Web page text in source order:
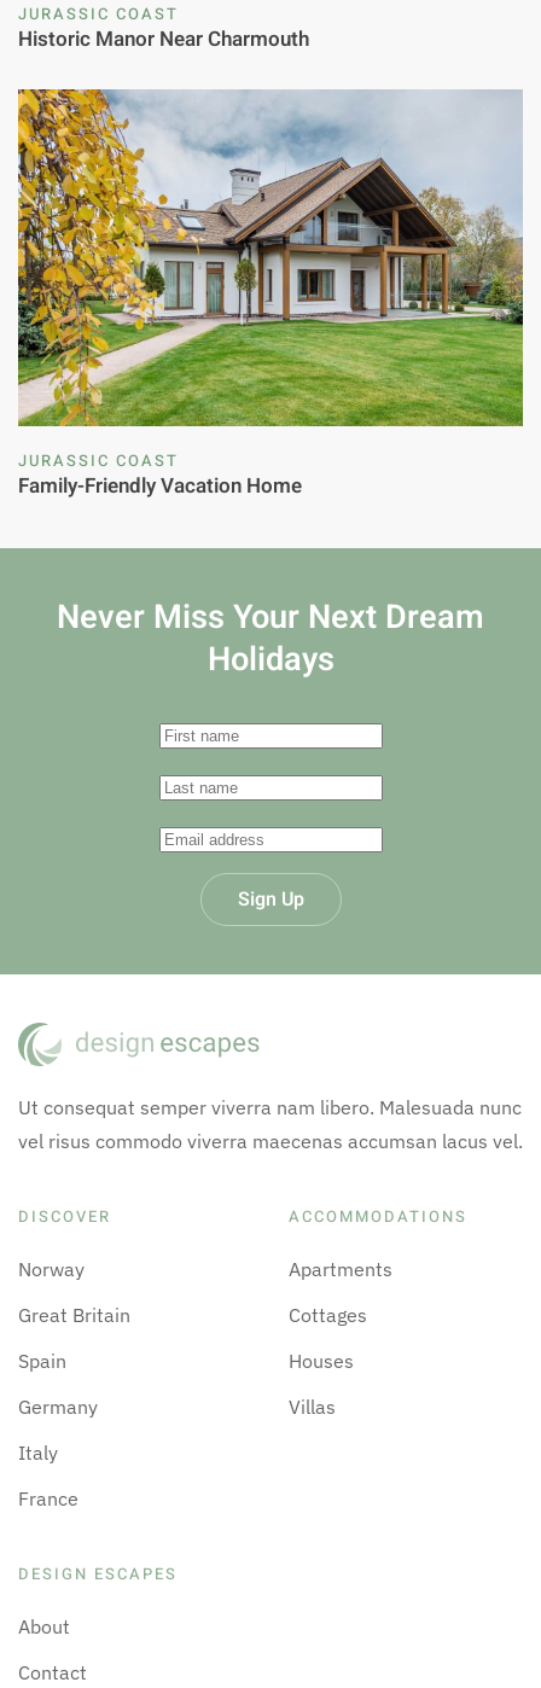
JURASSIC COAST
Historic Manor Near Charmouth
JURASSIC COAST
Family-Friendly Vacation Home
Never Miss Your Next Dream
Holidays
Sign Up
Ut consequat semper viverra nam libero. Malesuada nunc
vel risus commodo viverra maecenas accumsan lacus vel.
DISCOVER
Norway
Great Britain
Spain
Germany
Italy
France
ACCOMMODATIONS
Apartments
Cottages
Houses
Villas
DESIGN ESCAPES
About
Contact